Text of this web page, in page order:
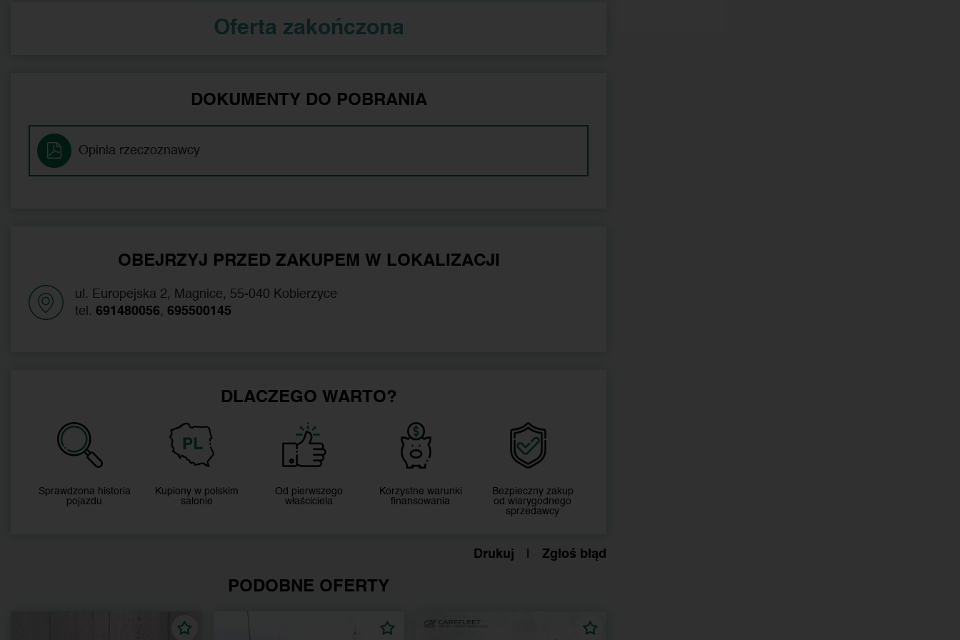
Oferta zakończona
DOKUMENTY DO POBRANIA
Opinia rzeczoznawcy
OBEJRZYJ PRZED ZAKUPEM W LOKALIZACJI
ul. Europejska 2, Magnice, 55-040 Kobierzyce
tel. 691480056, 695500145
DLACZEGO WARTO?
Sprawdzona historia
pojazdu
Kupiony w polskim
salonie
Od pierwszego
właściciela
Korzystne warunki
finansowania
Bezpieczny zakup
od wiarygodnego
sprzedawcy
Drukuj Zgłoś błąd
PODOBNE OFERTY